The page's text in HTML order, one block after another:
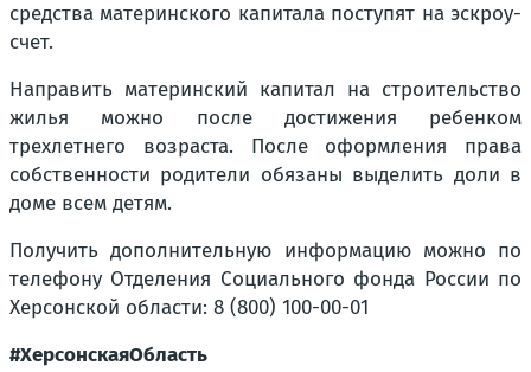
средства материнского капитала поступят на эскроу-
счет.
Направить материнский капитал на строительство
жилья можно после достижения ребенком
трехлетнего возраста. После оформления права
собственности родители обязаны выделить доли в
доме всем детям.
Получить дополнительную информацию можно по
телефону Отделения Социального фонда России по
Херсонской области: 8 (800) 100-00-01
#ХерсонскаяОбласть